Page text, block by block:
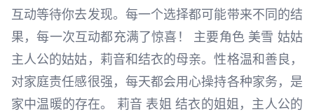
互动等待你去发现。每一个选择都可能带来不同的结
果，每一次互动都充满了惊喜！ 主要角色 美雪 姑姑
主人公的姑姑，莉音和结衣的母亲。性格温和善良，
对家庭责任感很强，每天都会用心操持各种家务，是
家中温暖的存在。 莉音 表姐 结衣的姐姐，主人公的